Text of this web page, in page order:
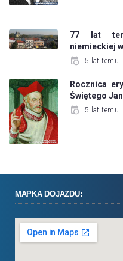
77 lat
niemieckiej
5 lat temu
Rocznica
Świętego
5 lat temu
MAPKA DOJAZDU: